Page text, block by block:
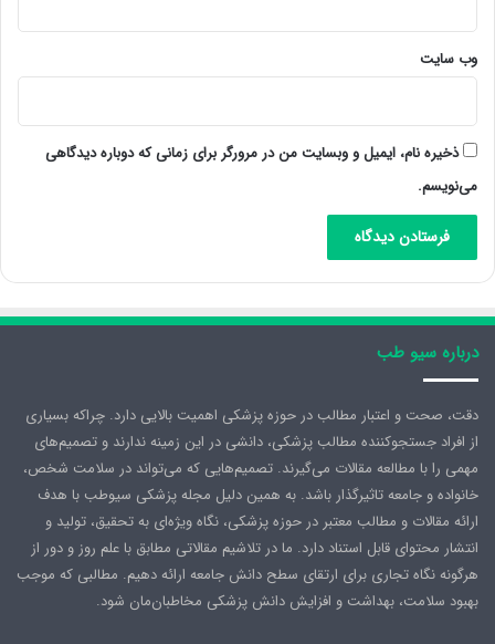
وب‌ سایت
ذخیره نام، ایمیل و وبسایت من در مرورگر برای زمانی که دوباره دیدگاهی
می‌نویسم.
درباره سیو طب
دقت، صحت و اعتبار مطالب در حوزه پزشکی اهمیت بالایی دارد. چراکه بسیاری
از افراد جستجوکننده مطالب پزشکی، دانشی در این زمینه ندارند و تصمیم‌های
مهمی را با مطالعه مقالات می‌گیرند. تصمیم‌هایی که می‌تواند در سلامت شخص،
خانواده و جامعه تاثیرگذار باشد. به همین دلیل مجله پزشکی سیوطب با هدف
ارائه مقالات و مطالب معتبر در حوزه پزشکی، نگاه ویژه‌ای به تحقیق، تولید و
انتشار محتوای قابل استناد دارد. ما در تلاشیم مقالاتی مطابق با علم روز و دور از
هرگونه نگاه تجاری برای ارتقای سطح دانش جامعه ارائه دهیم. مطالبی که موجب
بهبود سلامت، بهداشت و افزایش دانش پزشکی مخاطبان‌مان شود.